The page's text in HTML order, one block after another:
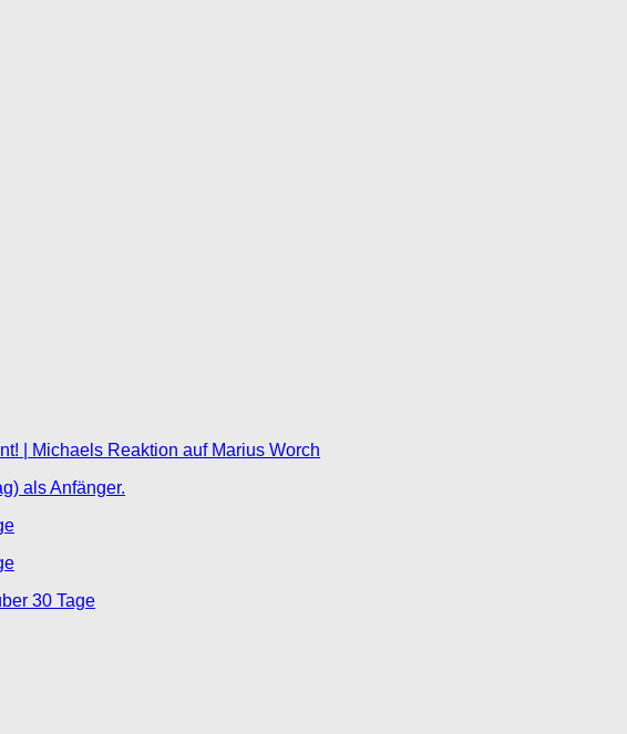
| Michaels Reaktion auf Marius Worch
als Anfänger.
30 Tage